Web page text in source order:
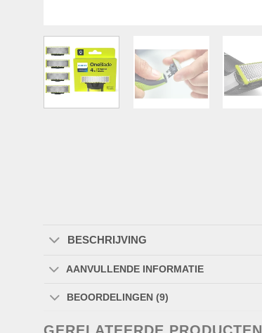
BESCHRIJVING
AANVULLENDE INFORMATIE
BEOORDELINGEN (9)